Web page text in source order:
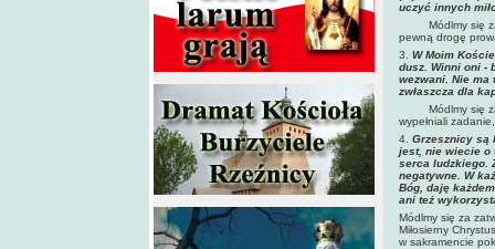
uczyć innych
Módlmy się za
pewną drogę
3. W Moim
dusz. Winni oni -
wezwani. Nie
zwłaszcza dla
Módlmy się za
wypełniali
4. Grzesznicy są
jest, nie wiecie o
serca ludzkiego.
negatywne. W
Bóg, daję
ani też
Módlmy się za
Miłosierny
w sakramencie